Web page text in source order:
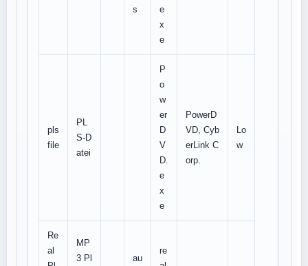
s
e
x
e
pls
file
PL
S-D
atei
P
o
w
er
D
V
D.
e
x
e
PowerD
VD, Cyb
erLink C
orp.
Lo
w
Re
al
MP
3 Pl
au
re